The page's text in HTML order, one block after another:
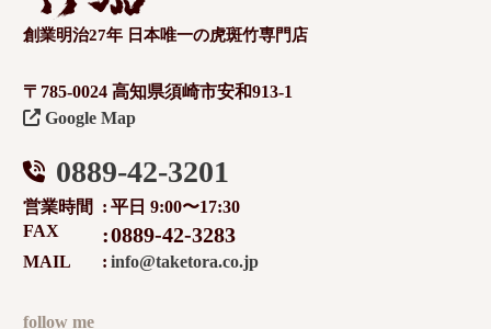
創業明治27年 日本唯一の虎斑竹専門店
〒785-0024 高知県須崎市安和913-1
Google Map
0889-42-3201
営業時間
平日 9:00〜17:30
FAX
0889-42-3283
MAIL info@taketora.co.jp
follow me